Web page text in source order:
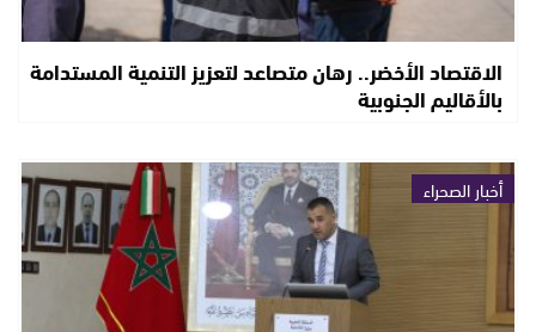
الاقتصاد الأخضر.. رهان متصاعد لتعزيز التنمية المستدامة
بالأقاليم الجنوبية
أخبار الصحراء